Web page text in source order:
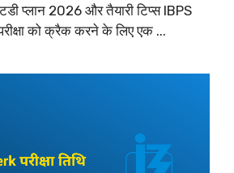
प्लान 2026 और तैयारी टिप्स IBPS
को क्रैक करने के लिए एक ...